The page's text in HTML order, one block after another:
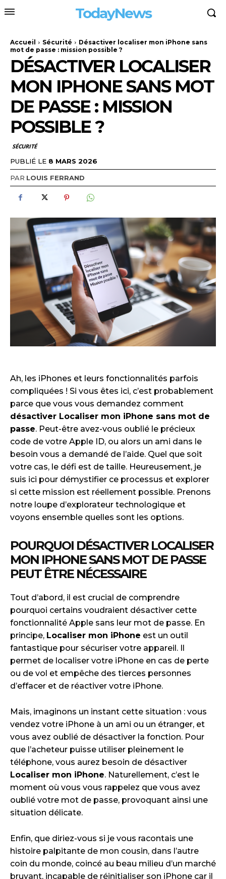
TodayNews
Accueil Sécurité
Désactiver localiser mon iPhone sans
mot de passe : mission possible ?
DÉSACTIVER LOCALISER
MON IPHONE SANS MOT
DE PASSE : MISSION
POSSIBLE ?
SÉCURITÉ
PUBLIÉ LE 8 MARS 2026
PAR LOUIS FERRAND
Ah, les iPhones et leurs fonctionnalités parfois
compliquées ! Si vous êtes ici, c’est probablement
parce que vous vous demandez comment
désactiver Localiser mon iPhone sans mot de
passe. Peut-être avez-vous oublié le précieux
code de votre Apple ID, ou alors un ami dans le
besoin vous a demandé de l’aide. Quel que soit
votre cas, le défi est de taille. Heureusement, je
suis ici pour démystifier ce processus et explorer
si cette mission est réellement possible. Prenons
notre loupe d’explorateur technologique et
voyons ensemble quelles sont les options.
POURQUOI DÉSACTIVER LOCALISER
MON IPHONE SANS MOT DE PASSE
PEUT ÊTRE NÉCESSAIRE
Tout d’abord, il est crucial de comprendre
pourquoi certains voudraient désactiver cette
fonctionnalité Apple sans leur mot de passe. En
principe, Localiser mon iPhone est un outil
fantastique pour sécuriser votre appareil. Il
permet de localiser votre iPhone en cas de perte
ou de vol et empêche des tierces personnes
d’effacer et de réactiver votre iPhone.
Mais, imaginons un instant cette situation : vous
vendez votre iPhone à un ami ou un étranger, et
vous avez oublié de désactiver la fonction. Pour
que l’acheteur puisse utiliser pleinement le
téléphone, vous aurez besoin de désactiver
Localiser mon iPhone. Naturellement, c’est le
moment où vous vous rappelez que vous avez
oublié votre mot de passe, provoquant ainsi une
situation délicate.
Enfin, que diriez-vous si je vous racontais une
histoire palpitante de mon cousin, dans l’autre
coin du monde, coincé au beau milieu d’un marché
bruyant, incapable de réinitialiser son iPhone car il